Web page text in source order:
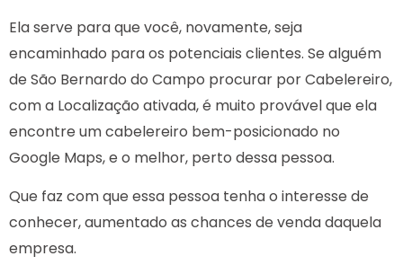
Ela serve para que você, novamente, seja
encaminhado para os potenciais clientes. Se alguém
de São Bernardo do Campo procurar por Cabelereiro,
com a Localização ativada, é muito provável que ela
encontre um cabelereiro bem-posicionado no
Google Maps, e o melhor, perto dessa pessoa.
Que faz com que essa pessoa tenha o interesse de
conhecer, aumentado as chances de venda daquela
empresa.